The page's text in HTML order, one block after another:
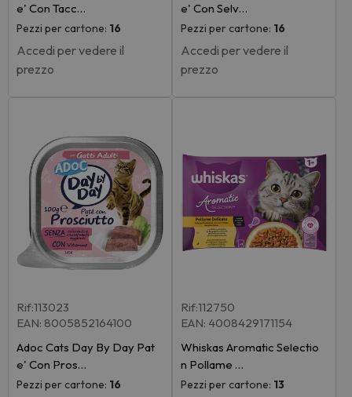
e' Con Tacc…
Pezzi per cartone: 16
Accedi per vedere il
prezzo
e' Con Selv…
Pezzi per cartone: 16
Accedi per vedere il
prezzo
Rif:113023
EAN: 8005852164100
Adoc Cats Day By Day Pat
e' Con Pros…
Pezzi per cartone: 16
Rif:112750
EAN: 4008429171154
Whiskas Aromatic Selectio
n Pollame …
Pezzi per cartone: 13